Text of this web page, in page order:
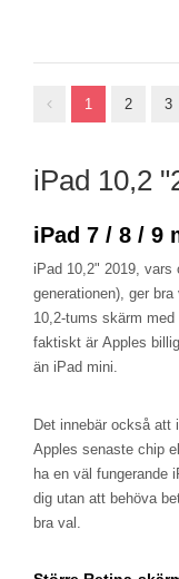
1 2 3
iPad 10,2
iPad 7 / 8 / 9
iPad 10,2" 2019, vars
generationen), ger
10,2-tums skärm
faktiskt är Apples
än iPad mini.
Det innebär också att
Apples senaste chip
ha en väl fungerande
dig utan att behöva
bra val.